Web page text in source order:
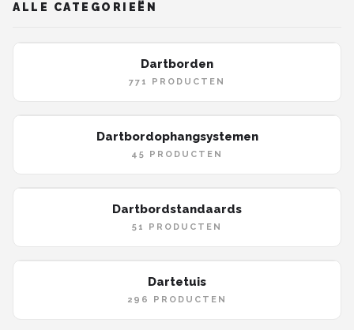
Bull's
Harrows
ALLE CATEGORIEËN
Dartborden
771 PRODUCTEN
Dartbordophangsystemen
45 PRODUCTEN
Dartbordstandaards
51 PRODUCTEN
Dartetuis
296 PRODUCTEN